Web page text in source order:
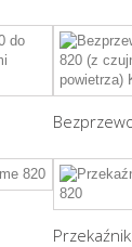
Przekaźnik...